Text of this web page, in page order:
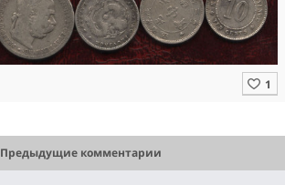
Предыдущие комментарии